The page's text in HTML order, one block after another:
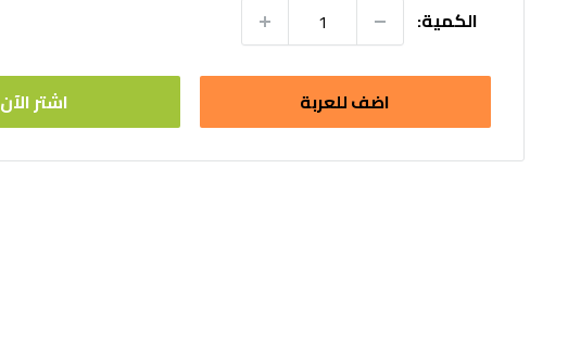
الكمية:
اضف للعربة اشتر الآن